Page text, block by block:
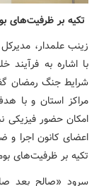
تکیه بر ظرفیت‌های
زینب علمدار،
با اشاره به
شرایط جنگ رمضان
مراکز استان و با
امکان حضور فیزیکی
اعضای کانون اجرا و
تکیه بر ظرفیت‌های
سرود «صالح بعد